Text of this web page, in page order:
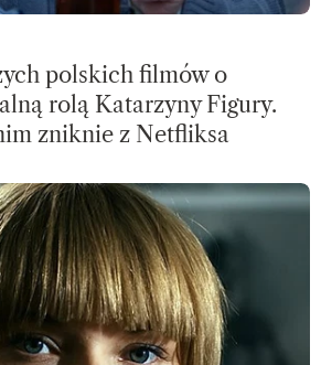
polskich filmów o
rolą Katarzyny Figury.
zniknie z Netfliksa